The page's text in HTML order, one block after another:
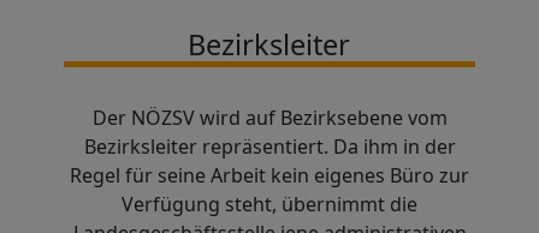
Bezirksleiter
Der NÖZSV wird auf Bezirksebene vom
Bezirksleiter repräsentiert. Da ihm in der
Regel für seine Arbeit kein eigenes Büro zur
Verfügung steht, übernimmt die